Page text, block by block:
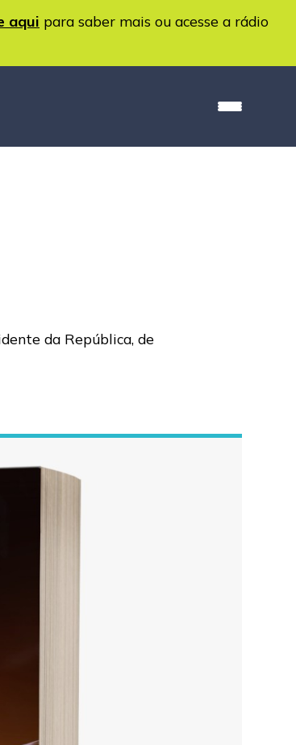
aqui para saber mais ou acesse a rádio
da República, de